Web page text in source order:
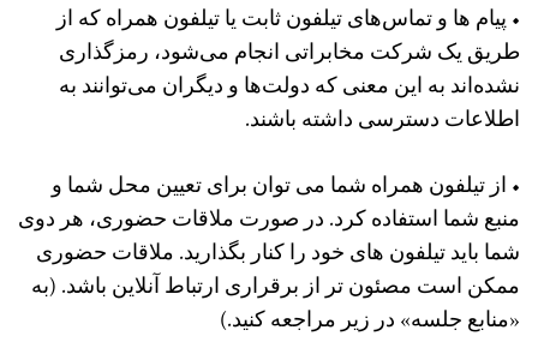
• پیام ‌ها و تماس‌های تیلفون ثابت یا تیلفون همراه که از
طریق یک شرکت مخابراتی انجام می‌شود، رمزگذاری
نشده‌اند به این معنی که دولت‌ها و دیگران می‌توانند به
اطلاعات دسترسی داشته باشند.
• از تیلفون همراه شما می توان برای تعیین محل شما و
منبع شما استفاده کرد. در صورت ملاقات حضوری، هر دوی
شما باید تیلفون های خود را کنار بگذارید. ملاقات حضوری
ممکن است مصئون تر از برقراری ارتباط آنلاین باشد. (به
«منابع جلسه» در زیر مراجعه کنید.)